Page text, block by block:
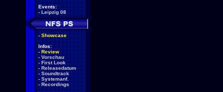
Events:
- Leipzig 08
- Showcase
Infos:
- Review
- Vorschau
- First Look
- Releasedatum
- Soundtrack
- Systemanf.
- Recordings